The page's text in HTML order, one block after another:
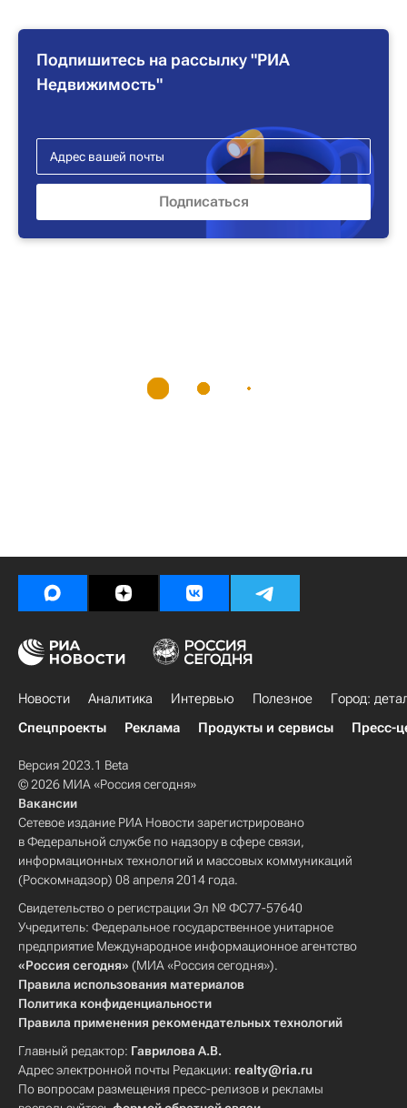
Подпишитесь на рассылку "РИА
Недвижимость"
Новости Аналитика Интервью Полезное
Город:
Спецпроекты
Реклама Продукты и сервисы Пресс-
Версия 2023.1 Beta
© 2026 МИА «Россия сегодня»
Вакансии
Сетевое издание РИА Новости зарегистрировано
в Федеральной службе по надзору в сфере связи,
информационных технологий и массовых коммуникаций
(Роскомнадзор) 08 апреля 2014 года.
Свидетельство о регистрации Эл № ФС77-57640
Учредитель: Федеральное государственное унитарное
предприятие Международное информационное агентство
«Россия сегодня» (МИА «Россия сегодня»).
Правила использования материалов
Политика конфиденциальности
Правила применения рекомендательных технологий
Главный редактор: Гаврилова А.В.
Адрес электронной почты Редакции: realty@ria.ru
По вопросам размещения пресс-релизов и рекламы